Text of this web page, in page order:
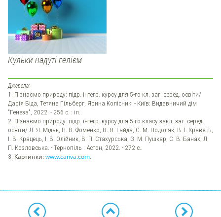
Кульки надуті гелієм
Джерела:
1. Пізнаємо природу: підр. інтегр. курсу для 5-го кл. заг. серед. освіти/
Дарія Біда, Тетяна Гільберг, Ярина Колісник. - Київ: Видавничий дім
"Генеза", 2022. - 256 с. : іл..
2. Пізнаємо природу: підр. інтегр. курсу для 5-го класу закл. заг. серед.
освіти/ Л. Я. Мідак, Н. В. Фоменко, В. Я. Гайда, С. М. Подоляк, В. І. Кравець,
І. В. Крацець, І. В. Олійник, В. П. Стахурська, З. М. Пушкар, С. В. Банах, Л.
П. Козловська. - Тернопіль : Астон, 2022. - 272 с..
3. Картинки:www.canva.com.